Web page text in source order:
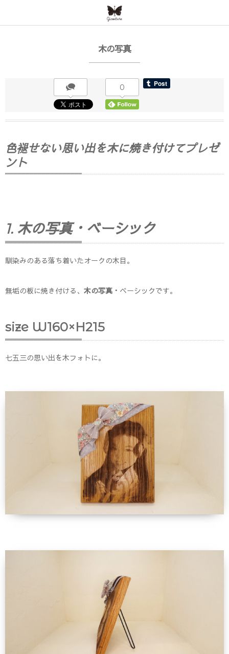
木の写真
0
色褪せない思い出を木に焼き付けてプレゼ
ント
1. 木の写真・ベーシック
馴染みのある落ち着いたオークの木目。
無垢の板に焼き付ける、 木の写真・ ベーシックです。
size W160×H215
七五三の思い出を木フォトに。